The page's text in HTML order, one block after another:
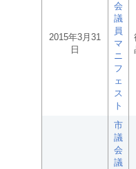
2015年3月31
日
会
議
員
マ
ニ
フ
ェ
ス
ト
市
議
会
議